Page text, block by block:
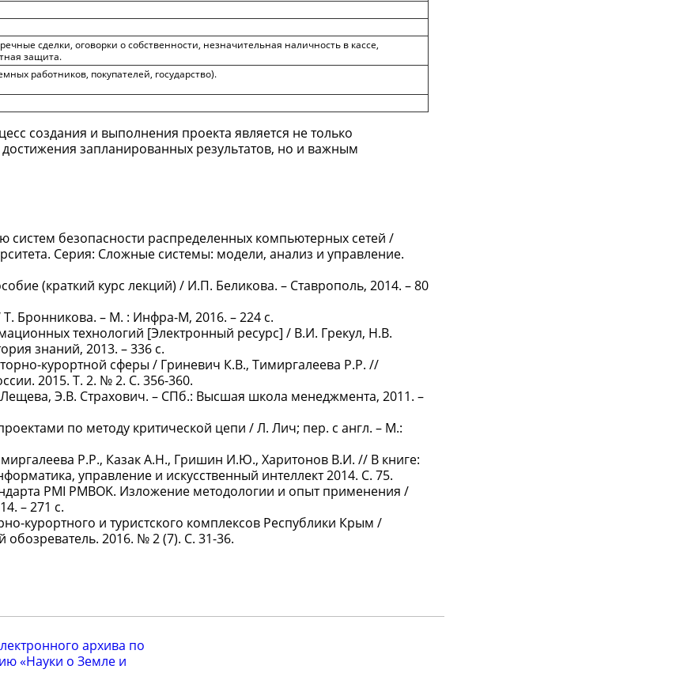
сделки, оговорки о собственности, незначительная наличность в кассе,
защита.
работников, покупателей, государство).
создания и выполнения проекта является не только
запланированных результатов, но и важным
систем безопасности распределенных компьютерных сетей /
Серия: Сложные системы: модели, анализ и управление.
(краткий курс лекций) / И.П. Беликова. – Ставрополь, 2014. – 80
Бронникова. – М. : Инфра-М, 2016. – 224 с.
технологий [Электронный ресурс] / В.И. Грекул, Н.В.
знаний, 2013. – 336 с.
курортной сферы / Гриневич К.В., Тимиргалеева Р.Р. //
2015. Т. 2. № 2. С. 356-360.
Э.В. Страхович. – СПб.: Высшая школа менеджмента, 2011. –
по методу критической цепи / Л. Лич; пер. с англ. – М.:
Р.Р., Казак А.Н., Гришин И.Ю., Харитонов В.И. // В книге:
управление и искусственный интеллект 2014. С. 75.
PMI PMBOK. Изложение методологии и опыт применения /
– 271 с.
курортного и туристского комплексов Республики Крым /
2016. № 2 (7). С. 31-36.
архива по
«Науки о Земле и